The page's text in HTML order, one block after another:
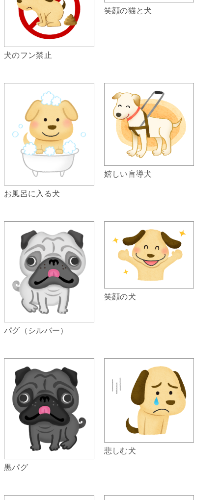
犬のフン禁止
笑顔の猫と犬
お風呂に入る犬
嬉しい盲導犬
パグ（シルバー）
笑顔の犬
黒パグ
悲しむ犬